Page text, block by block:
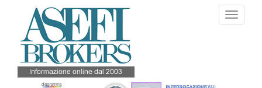
contenuto
principale
Toggle